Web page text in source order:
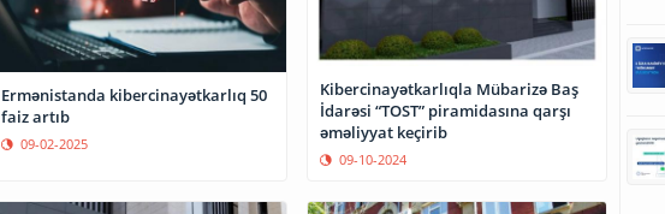
Ermənistanda kibercinayətkarlıq 50
faiz artıb
09-02-2025
Kibercinayətkarlıqla Mübarizə Baş
İdarəsi “TOST” piramidasına qarşı
əməliyyat keçirib
09-10-2024